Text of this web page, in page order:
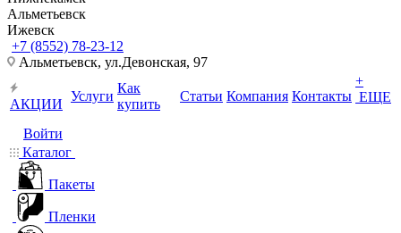
Альметьевск
Ижевск
+7 (8552) 78-23-12
Альметьевск, ​ул.Девонская, 97
АКЦИИ
Услуги
Как
купить
Статьи Компания Контакты
+
ЕЩЕ
Войти
Каталог
Пакеты
Пленки